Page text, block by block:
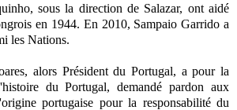
sous la direction de Salazar, ont aidé
en 1944. En 2010, Sampaio Garrido a
les Nations.
alors Président du Portugal, a pour la
du Portugal, demandé pardon aux
portugaise pour la responsabilité du